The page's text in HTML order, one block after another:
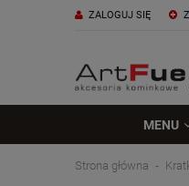
ZALOGUJ SIĘ
MENU
Strona główna